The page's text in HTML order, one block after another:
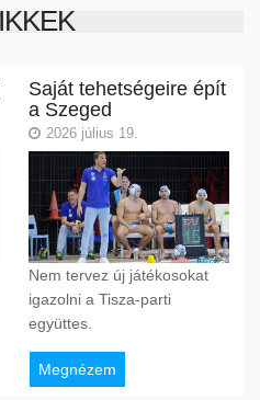
Saját tehetségeire épít
a Szeged
2026 július 19.
Nem tervez új játékosokat
igazolni a Tisza-parti
együttes.
Megnézem